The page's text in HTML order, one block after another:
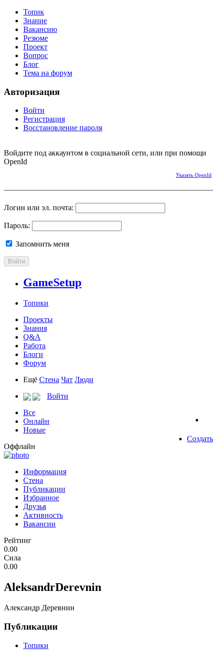
Топик
Знание
Вакансию
Резюме
Проект
Вопрос
Блог
Тема на форум
Авторизация
Войти
Регистрация
Восстановление пароля
Войдите под аккаунтом в социальной сети, или при помощи
OpenId
Указать OpenId
Логин или эл. почта:
Пароль:
Запомнить меня
Войти
GameSetup
Топики
Проекты
Знания
Q&A
Работа
Блоги
Форум
Ещё Стена Чат Люди
Войти
Все
Онлайн
Новые
Создать
Оффлайн
Информация
Стена
Публикации
Избранное
Друзья
Активность
Вакансии
Рейтинг
0.00
Сила
0.00
AleksandrDerevnin
Александр Деревнин
Публикации
Топики